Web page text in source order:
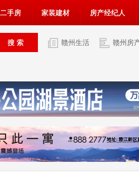
二手房 家装建材 房产经纪人
赣州生活 赣州房